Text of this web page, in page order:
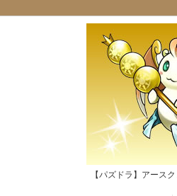
【パズドラ】アース